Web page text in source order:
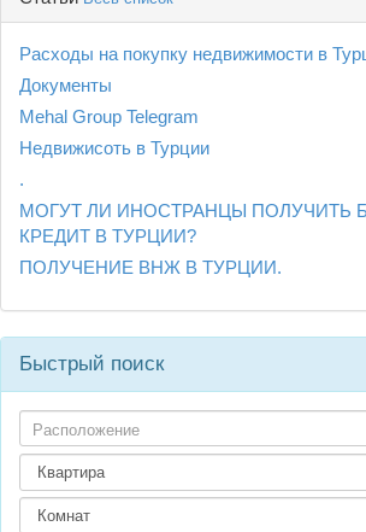
Расходы на покупку недвижимости в
Документы
Mehal Group Telegram
Недвижисоть в Турции
.
МОГУТ ЛИ ИНОСТРАНЦЫ ПОЛУЧИТЬ
КРЕДИТ В ТУРЦИИ?
ПОЛУЧЕНИЕ ВНЖ В ТУРЦИИ.
Быстрый поиск
Расположение